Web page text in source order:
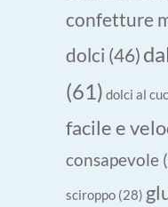
confetture
dolci (46)
(61) dolci al
facile e
consapevole
sciroppo (28)